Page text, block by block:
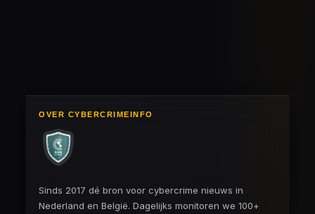
OVER CYBERCRIMEINFO
Sinds 2017 dé bron voor cybercrime nieuws in
Nederland en België. Dagelijks monitoren we 100+